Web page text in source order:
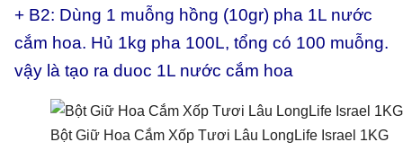
+ B2: Dùng 1 muỗng hồng (10gr) pha 1L nước
cắm hoa. Hủ 1kg pha 100L, tổng có 100 muỗng.
vậy là tạo ra duoc 1L nước cắm hoa
Bột Giữ Hoa Cắm Xốp Tươi Lâu LongLife Israel 1KG